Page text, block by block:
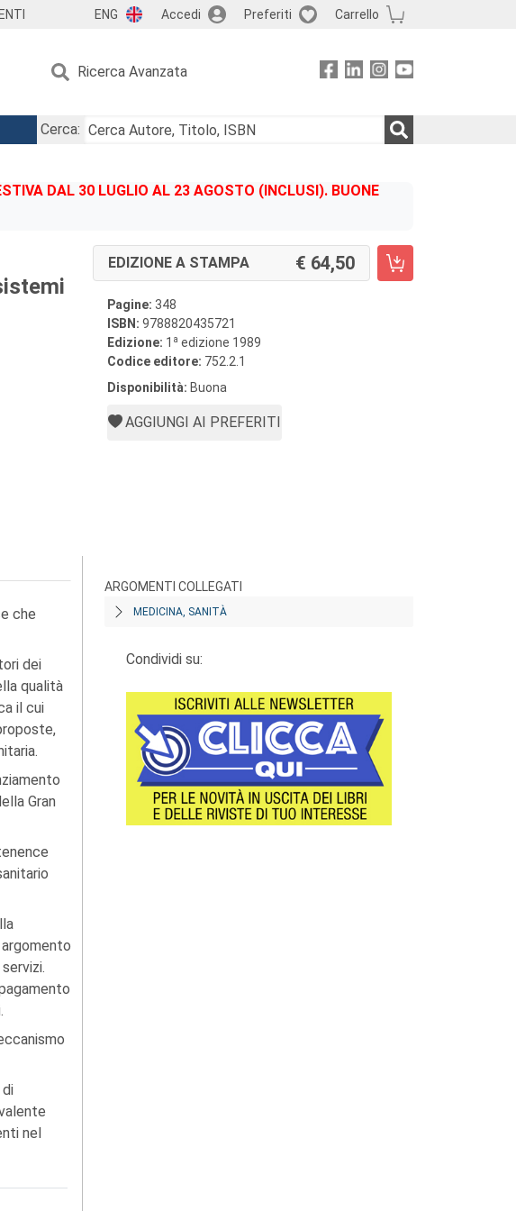
ENG Accedi Preferiti Carrello
Ricerca Avanzata
Cerca:
DAL 30 LUGLIO AL 23 AGOSTO (INCLUSI). BUONE
EDIZIONE A STAMPA 64,50
Pagine: 348
ISBN: 9788820435721
Edizione: 1 a edizione 1989
Codice editore: 752.2.1
Disponibilità: Buona
AGGIUNGI AI PREFERITI
che
dei
qualità
il cui
Gran
nel
ARGOMENTI COLLEGATI
MEDICINA, SANITÀ
Condividi su: